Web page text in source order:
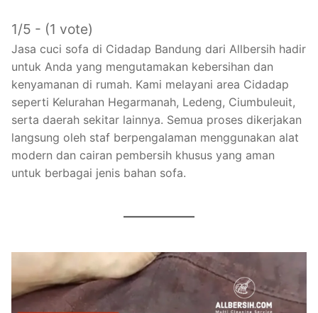
1/5 - (1 vote)
Jasa cuci sofa di Cidadap Bandung dari Allbersih hadir
untuk Anda yang mengutamakan kebersihan dan
kenyamanan di rumah. Kami melayani area Cidadap
seperti Kelurahan Hegarmanah, Ledeng, Ciumbuleuit,
serta daerah sekitar lainnya. Semua proses dikerjakan
langsung oleh staf berpengalaman menggunakan alat
modern dan cairan pembersih khusus yang aman
untuk berbagai jenis bahan sofa.